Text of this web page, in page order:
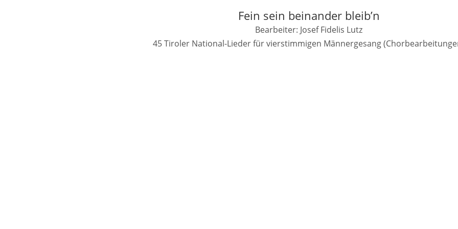
Fein sein beinander bleib’n
Bearbeiter: Josef Fidelis Lutz
45 Tiroler National-Lieder für vierstimmigen Männergesang